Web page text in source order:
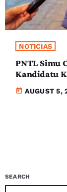
NOTICIAS
PNTL Simu
Kandidatu
today AUGUST 5,
SEARCH